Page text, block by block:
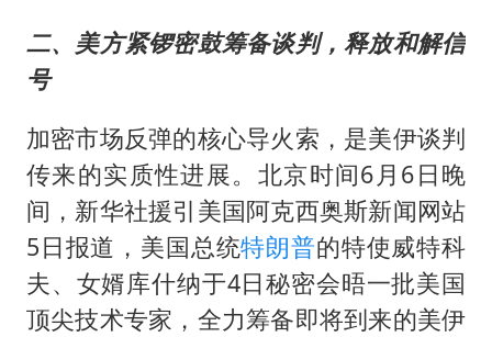
二、美方紧锣密鼓筹备谈判，释放和解信
号
加密市场反弹的核心导火索，是美伊谈判
传来的实质性进展。北京时间6月6日晚
间，新华社援引美国阿克西奥斯新闻网站
5日报道，美国总统特朗普的特使威特科
夫、女婿库什纳于4日秘密会晤一批美国
顶尖技术专家，全力筹备即将到来的美伊